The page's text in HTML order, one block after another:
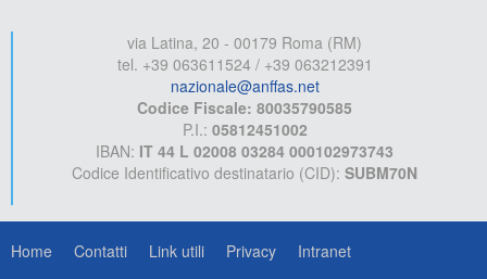
via Latina, 20 - 00179 Roma (RM)
tel. +39 063611524 / +39 063212391
nazionale@anffas.net
Codice Fiscale: 80035790585
P.I.: 05812451002
IBAN: IT 44 L 02008 03284 000102973743
Codice Identificativo destinatario (CID): SUBM70N
Home Contatti Link utili Privacy Intranet